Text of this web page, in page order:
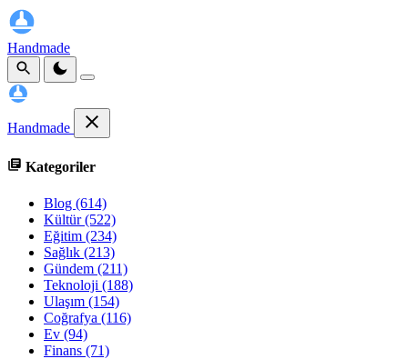
Handmade
Handmade
Kategoriler
Blog (614)
Kültür(522)
Eğitim (234)
Sağlık (213)
Gündem (211)
Teknoloji (188)
Ulaşım (154)
Coğrafya (116)
Ev (94)
Finans (71)